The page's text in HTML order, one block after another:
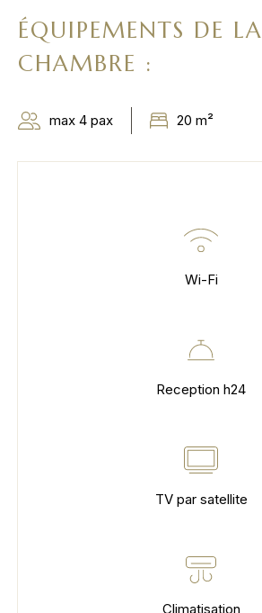
ÉQUIPEMENTS DE LA
CHAMBRE :
max 4 pax 20 m²
Wi-Fi
Reception h24
TV par satellite
Climatisation